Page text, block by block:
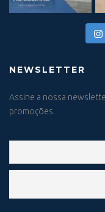
NEWSLETTER
Assine a nossa
promoções.